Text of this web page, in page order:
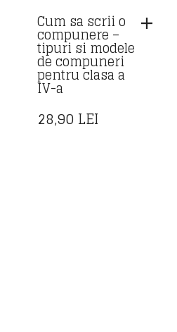
Cum sa scrii o
compunere –
tipuri si modele
de compuneri
pentru clasa a
IV-a
28,90 LEI